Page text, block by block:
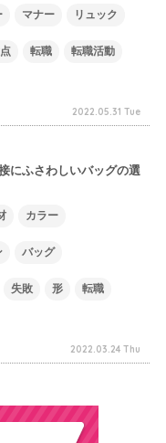
マナー リュック
転職 転職活動
2022.05.31 Tue
にふさわしいバッグの選
カラー
バッグ
失敗 形 転職
2022.03.24 Thu